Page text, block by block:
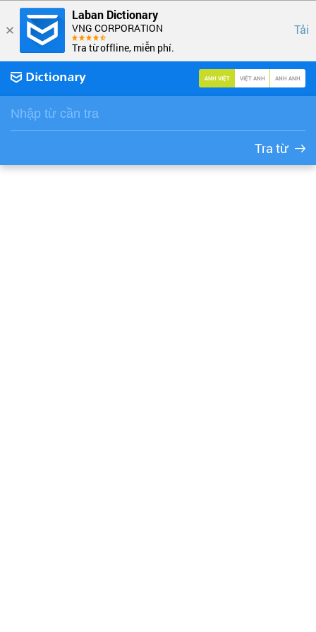
Laban Dictionary
VNG CORPORATION
Tra từ offline, miễn phí.
Tải
ANH VIỆT VIỆT ANH ANH ANH
Tra từ